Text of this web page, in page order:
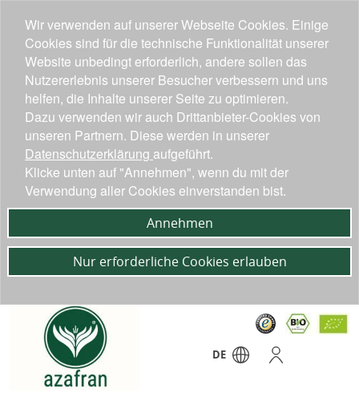
DE
Wir verwenden auf unserer Webseite Cookies. Einige
Cookies sind für die technische Funktionalität unserer
Website unbedingt erforderlich, andere sollen das
Nutzererlebnis unserer Besucher verbessern und uns
helfen, die Inhalte unserer Seite zu optimieren.
Dazu verwenden wir auch Drittanbieter-Cookies von
unseren Partnern. Diese werden in unserer
Datenschutzerklärung aufgeführt.
Klicke unten auf "Annehmen", wenn du mit der
Verwendung aller Cookies einverstanden bist.
Annehmen
Nur erforderliche Cookies erlauben